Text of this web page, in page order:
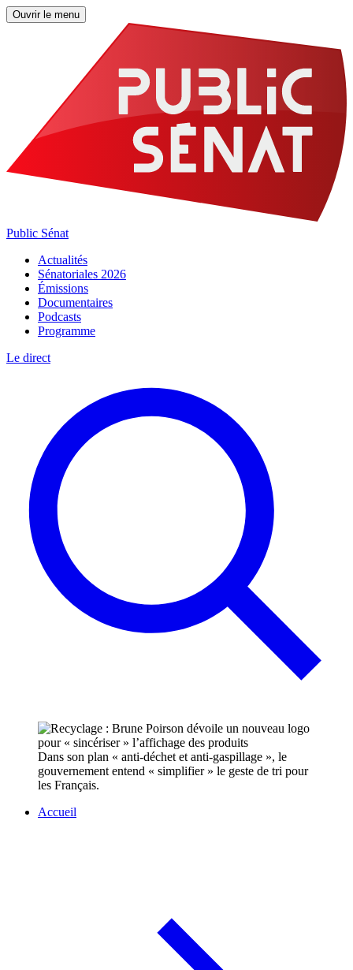
Ouvrir le menu
Public Sénat
Actualités
Sénatoriales 2026
Émissions
Documentaires
Podcasts
Programme
Le direct
Dans son plan « anti-déchet et anti-gaspillage », le
gouvernement entend « simplifier » le geste de tri pour
les Français.
Accueil